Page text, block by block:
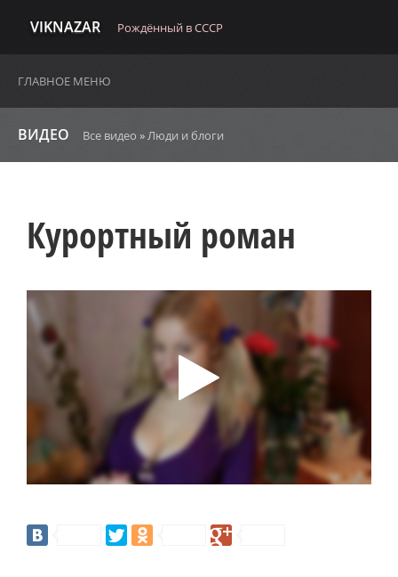
VIKNAZAR Рождённый в СССР
ГЛАВНОЕ МЕНЮ
ВИДЕО Все видео »Люди и блоги
Курортный роман